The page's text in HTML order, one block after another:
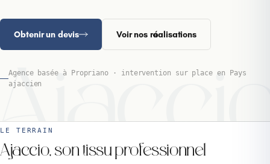
Obtenir un devis Voir nos réalisations
Agence basée à Propriano · intervention sur place en Pays
ajaccien
LE TERRAIN
Ajaccio, son tissu professionnel